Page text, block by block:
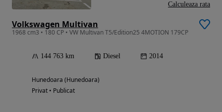
Volkswagen Multivan
1968 cm3 • 180 CP • VW Multivan T5/Edition25 4MOTION 179CP
144 763 km Diesel 2014
Hunedoara (Hunedoara)
Privat • Publicat
Calculeaza rata